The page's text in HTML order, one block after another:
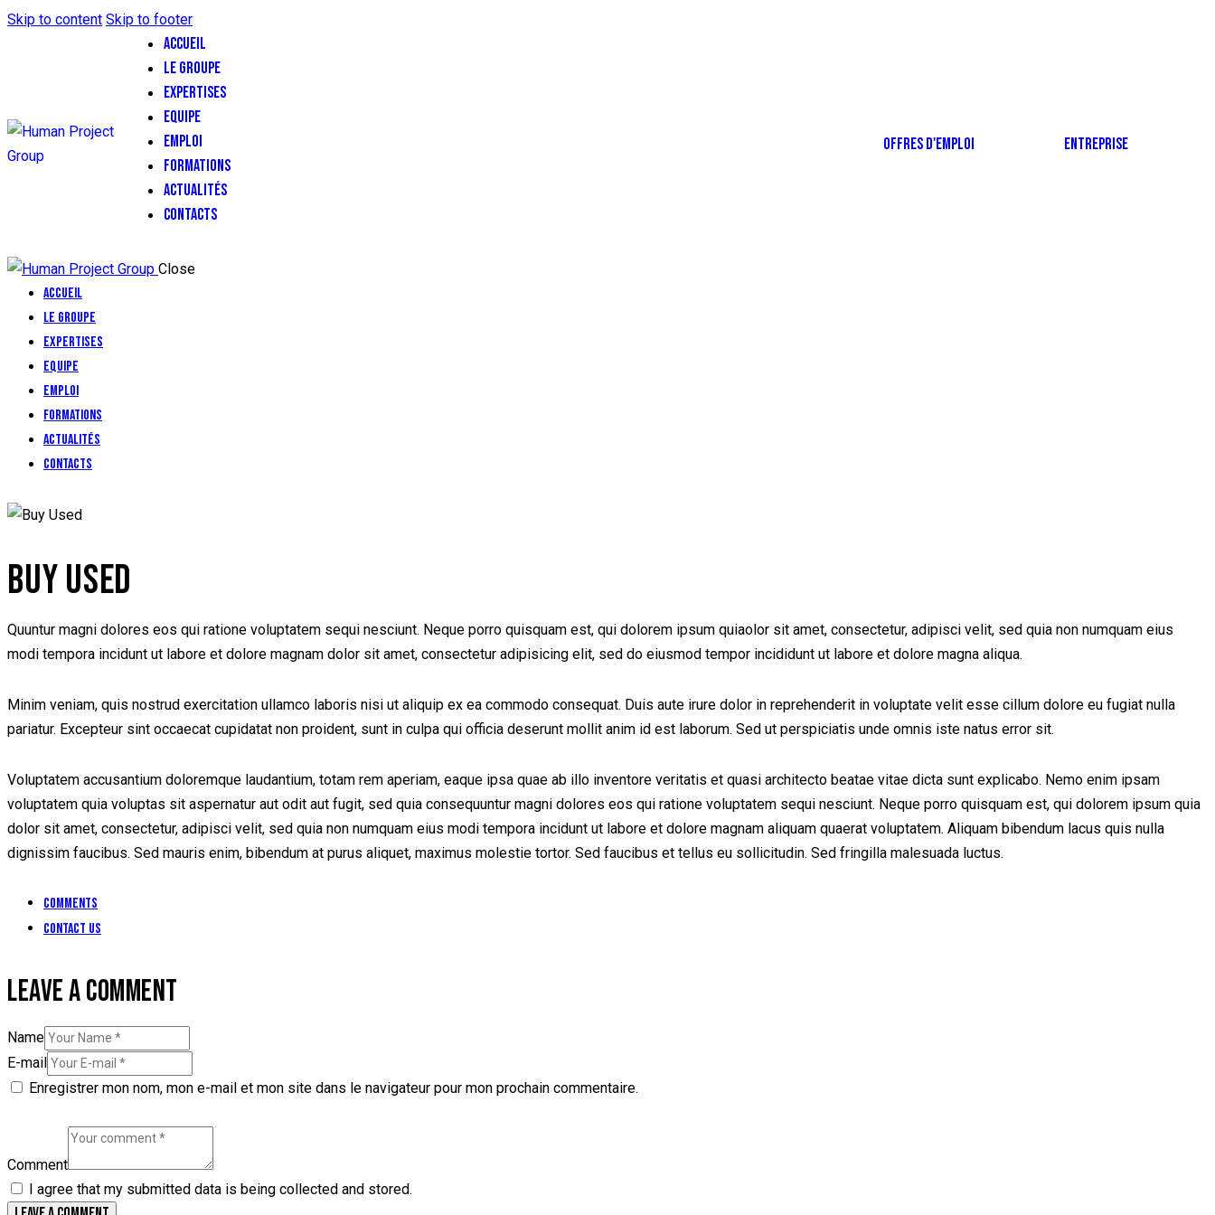
Skip to content Skip to footer
ACCUEIL
LE GROUPE
EXPERTISES
EQUIPE
EMPLOI
FORMATIONS
ACTUALITÉS
CONTACTS
OFFRES D'EMPLOI ENTREPRISE
Close
Accueil
Le Groupe
Expertises
Equipe
Emploi
Formations
Actualités
Contacts
BUY USED
Quuntur magni dolores eos qui ratione voluptatem sequi nesciunt. Neque porro quisquam est, qui dolorem ipsum quiaolor sit amet, consectetur, adipisci velit, sed quia non numquam eius
modi tempora incidunt ut labore et dolore magnam dolor sit amet, consectetur adipisicing elit, sed do eiusmod tempor incididunt ut labore et dolore magna aliqua.
Minim veniam, quis nostrud exercitation ullamco laboris nisi ut aliquip ex ea commodo consequat. Duis aute irure dolor in reprehenderit in voluptate velit esse cillum dolore eu fugiat nulla
pariatur. Excepteur sint occaecat cupidatat non proident, sunt in culpa qui officia deserunt mollit anim id est laborum. Sed ut perspiciatis unde omnis iste natus error sit.
Voluptatem accusantium doloremque laudantium, totam rem aperiam, eaque ipsa quae ab illo inventore veritatis et quasi architecto beatae vitae dicta sunt explicabo. Nemo enim ipsam
voluptatem quia voluptas sit aspernatur aut odit aut fugit, sed quia consequuntur magni dolores eos qui ratione voluptatem sequi nesciunt. Neque porro quisquam est, qui dolorem ipsum quia
dolor sit amet, consectetur, adipisci velit, sed quia non numquam eius modi tempora incidunt ut labore et dolore magnam aliquam quaerat voluptatem. Aliquam bibendum lacus quis nulla
dignissim faucibus. Sed mauris enim, bibendum at purus aliquet, maximus molestie tortor. Sed faucibus et tellus eu sollicitudin. Sed fringilla malesuada luctus.
Comments
Contact Us
LEAVE A COMMENT
Name
E-mail
Enregistrer mon nom, mon e-mail et mon site dans le navigateur pour mon prochain commentaire.
Comment
I agree that my submitted data is being collected and stored.